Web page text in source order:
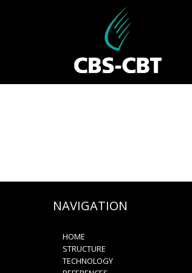
NAVIGATION
HOME
STRUCTURE
TECHNOLOGY